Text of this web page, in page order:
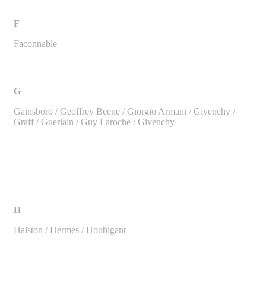
F
Faconnable
G
Gainsboro / Geoffrey Beene / Giorgio Armani / Givenchy /
Graff / Guerlain / Guy Laroche / Givenchy
H
Halston / Hermes / Houbigant